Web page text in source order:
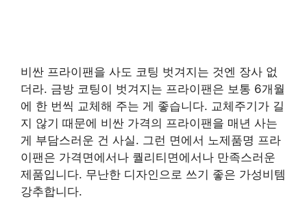
비싼 프라이팬을 사도 코팅 벗겨지는 것엔 장사 없
더라. 금방 코팅이 벗겨지는 프라이팬은 보통 6개월
에 한 번씩 교체해 주는 게 좋습니다. 교체주기가 길
지 않기 때문에 비싼 가격의 프라이팬을 매년 사는
게 부담스러운 건 사실. 그런 면에서 노제품명 프라
이팬은 가격면에서나 퀄리티면에서나 만족스러운
제품입니다. 무난한 디자인으로 쓰기 좋은 가성비템
강추합니다.